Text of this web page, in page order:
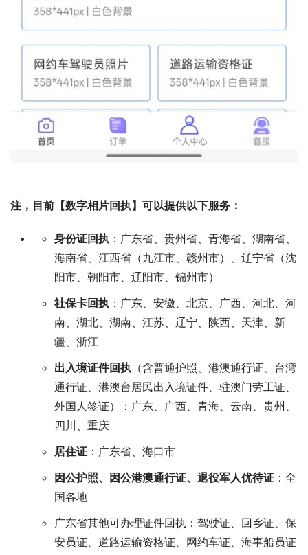
注，目前【数字相片回执】可以提供以下服务：
身份证回执 ：广东省、贵州省、青海省、湖南省、
海南省、江西省（九江市、赣州市）、辽宁省（沈
阳市、朝阳市、辽阳市、锦州市）
社保卡回执 ：广东、安徽、北京、广西、河北、河
南、湖北、湖南、江苏、辽宁、陕西、天津、新
疆、浙江
出入境证件回执 （含普通护照、港澳通行证、台湾
通行证、港澳台居民出入境证件、驻澳门劳工证、
外国人签证）：广东、广西、青海、云南、贵州、
四川、重庆
居住证 ：广东省、海口市
因公护照、因公港澳通行证、退役军人优待证 ：全
国各地
广东省其他可办理证件回执：驾驶证、回乡证、保
安员证、道路运输资格证、网约车证、海事船员证